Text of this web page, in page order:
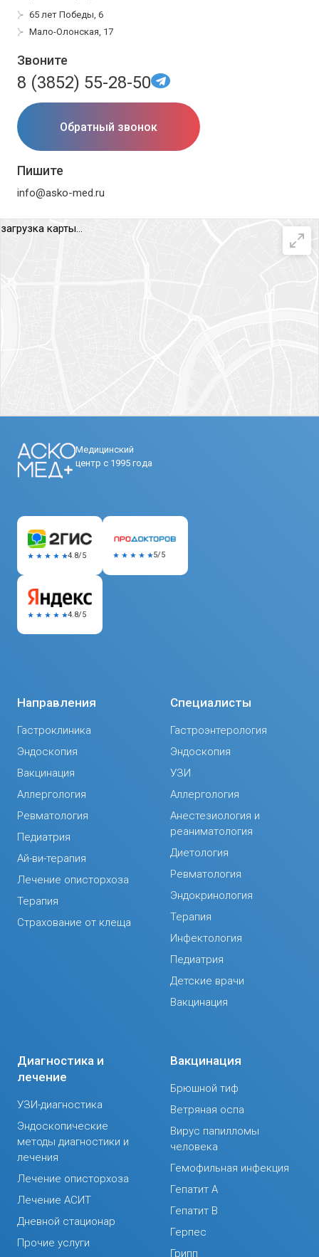
65 лет Победы, 6
Мало-Олонская, 17
Звоните
8 (3852) 55-28-50
Обратный звонок
Пишите
info@asko-med.ru
загрузка карты...
Медицинский
центр с 1995 года
Направления
Гастроклиника
Эндоскопия
Вакцинация
Аллергология
Ревматология
Педиатрия
Ай-ви-терапия
Лечение описторхоза
Терапия
Страхование от клеща
Специалисты
Гастроэнтерология
Эндоскопия
УЗИ
Аллергология
Анестезиология и
реаниматология
Диетология
Ревматология
Эндокринология
Терапия
Инфектология
Педиатрия
Детские врачи
Вакцинация
Диагностика и
лечение
УЗИ-диагностика
Эндоскопические
методы диагностики и
лечения
Лечение описторхоза
Лечение АСИТ
Дневной стационар
Прочие услуги
Вакцинация
Брюшной тиф
Ветряная оспа
Вирус папилломы
человека
Гемофильная инфекция
Гепатит А
Гепатит В
Герпес
Грипп
4.8/5 5/5
4.8/5